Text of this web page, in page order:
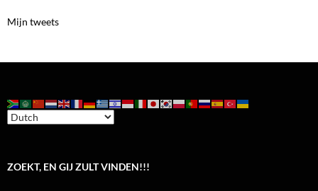
Mijn tweets
ZOEKT, EN GIJ ZULT VINDEN!!!